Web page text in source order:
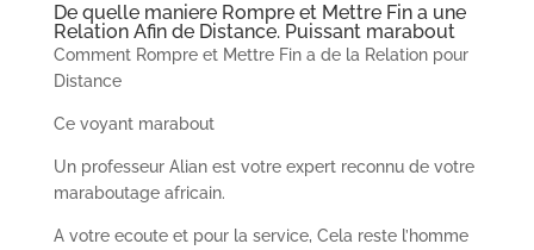
De quelle maniere Rompre et Mettre Fin a une
Relation Afin de Distance. Puissant marabout
Comment Rompre et Mettre Fin a de la Relation pour
Distance
Ce voyant marabout
Un professeur Alian est votre expert reconnu de votre
maraboutage africain.
A votre ecoute et pour la service, Cela reste l’homme